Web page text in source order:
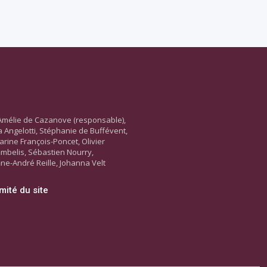
de Cazanove (responsable),
Angelotti, Stéphanie de Buffévent,
François-Poncet, Olivier
Sébastien Nourry,
André Reille, Johanna Velt
du site